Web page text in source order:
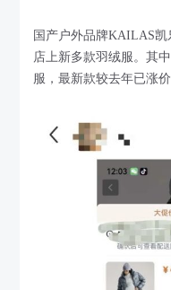
国产户外品牌KAILAS
店上新多款羽绒服。其
服，最新款较去年已涨